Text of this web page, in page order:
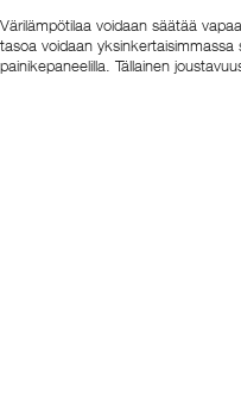
Värilämpötilaa voidaan säätää
tasoa voidaan
painikepaneelilla. Tällainen